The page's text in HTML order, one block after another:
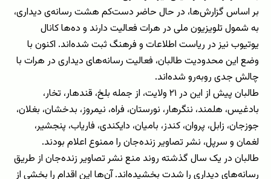
بر اساس گزارش‌ها، در حال حاضر دست‌کم هشت رسانه‌ی دیداری،
به شمول تلویزیون ملی در هرات فعالیت دارند و ده‌ها کانال
یوتیوب نیز در ریاست اطلاعات و فرهنگ ثبت شده‌اند. اکنون با
وضع این محدودیت طالبان، فعالیت رسانه‌های دیداری در هرات با
چالش جدی روبه‌رو شده‌اند.
طالبان پیش از این در ۲۱ ولایت، از جمله بلخ، قندهار، تخار،
بادغیس، هلمند، ننگرهار، نورستان، فراه، نیمروز، بدخشان، بغلان،
جوزجان، زابل، پروان، کندز، بامیان، دایکندی، فاریاب، پنجشیر،
لغمان و سرپل، نشر تصاویر زنده‌جان را ممنوع اعلام بودند.
طالبان در یک سال گذشته روند منع نشر تصاویر زنده‌جان از طریق
رسانه‌های دیداری را شدت بخشیده‌اند. آن‌ها این اقدام را بخشی از